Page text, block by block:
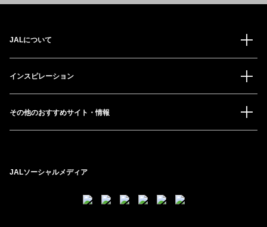
JALについて
インスピレーション
その他のおすすめサイト・情報
JALソーシャルメディア